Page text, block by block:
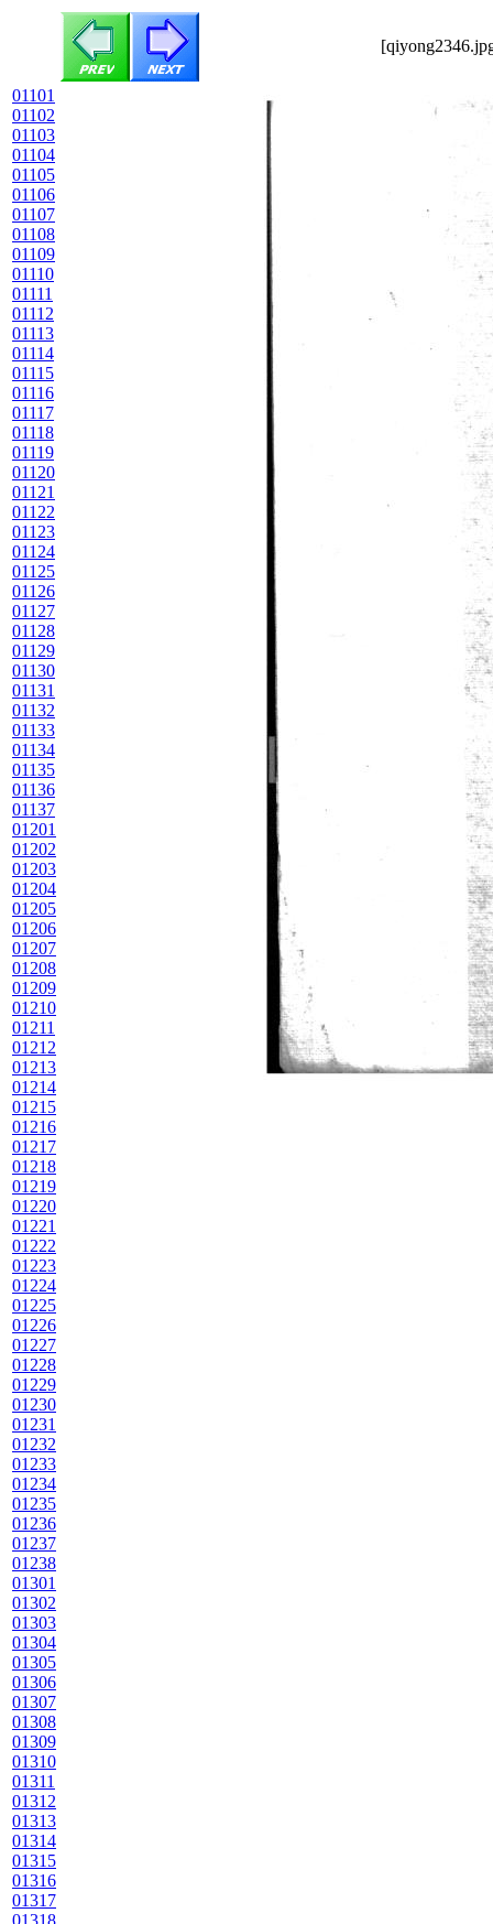
01101
01102
01103
01104
01105
01106
01107
01108
01109
01110
01111
01112
01113
01114
01115
01116
01117
01118
01119
01120
01121
01122
01123
01124
01125
01126
01127
01128
01129
01130
01131
01132
01133
01134
01135
01136
01137
01201
01202
01203
01204
01205
01206
01207
01208
01209
01210
01211
01212
01213
01214
01215
01216
01217
01218
01219
01220
01221
01222
01223
01224
01225
01226
01227
01228
01229
01230
01231
01232
01233
01234
01235
01236
01237
01238
01301
01302
01303
01304
01305
01306
01307
01308
01309
01310
01311
01312
01313
01314
01315
01316
01317
01318